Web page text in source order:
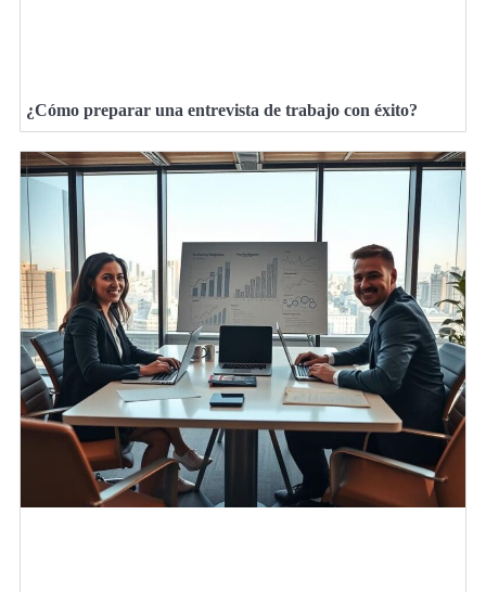
¿Cómo preparar una entrevista de trabajo con éxito?